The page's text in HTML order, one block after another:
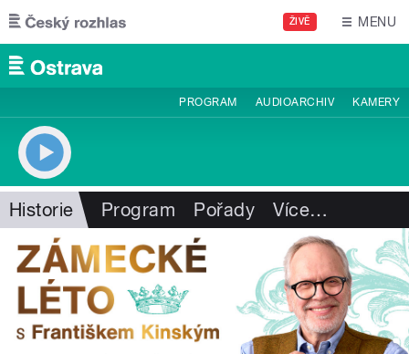
Přejít k hlavnímu obsahu
ŽIVĚ MENU
PROGRAM AUDIOARCHIV KAMERY
Historie Program Pořady Více…